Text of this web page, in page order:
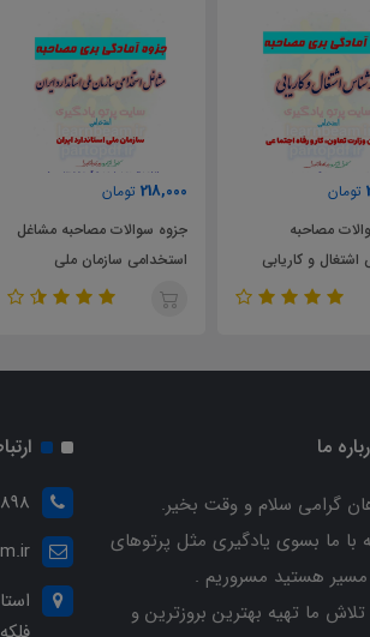
تومان
مصاحبه
اشتغال و کاریابی
وزارت تعاون کار و
218,000 تومان
جزوه سوالات مصاحبه مشاغل
استخدامی سازمان ملی
استاندارد ایران
ما
گرامی سلام و وقت بخیر.
با ما بسوی یادگیری مثل پرتوهای
هستید مسروریم .
ما تهیه بهترین بروزترین و